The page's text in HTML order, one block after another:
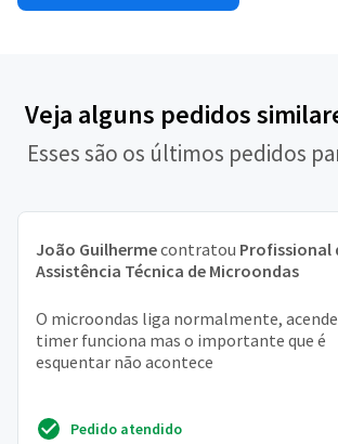
Veja alguns pedidos
Esses são os últimos pedidos
João Guilhermecontratou Profissional
Assistência Técnica de Microondas
O microondas liga normalmente,
timer funciona mas o importante que é
esquentar não acontece
Pedido atendido